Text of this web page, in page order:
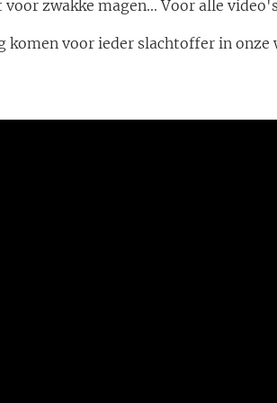
zwakke magen... Voor alle
komen voor ieder slachtoffer in onze